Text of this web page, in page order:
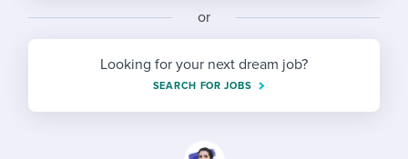
Ensuring compliance
Finding and attracting people
Digitizing work processes
Step-by-step tutorials
Free ebooks & reports
Career development
Modern working life
Start a free trial
or
Looking for your next dream job?
SEARCH FOR JOBS